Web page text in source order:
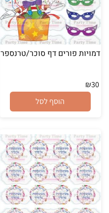
דמויות פורים דף סוכר/טרנספר
₪30
הוסף לסל